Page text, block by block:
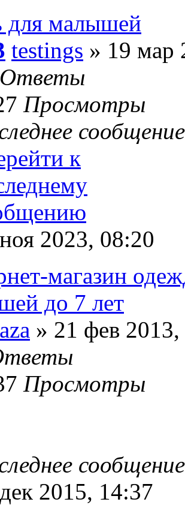
для малышей
testings » 19 мар
Ответы
Просмотры
2023, 08:20
магазин
до 7 лет
» 21 фев
Просмотры
2015, 14:37